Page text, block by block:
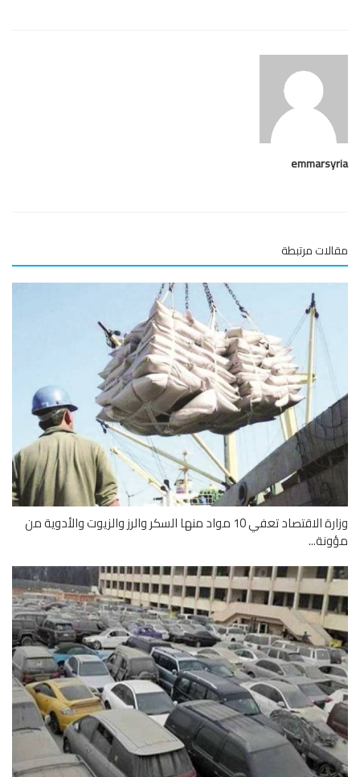
مرتبطة
وزارة الاقتصاد تعفي 10 مواد منها السكر والرز والزيوت والأدوية من